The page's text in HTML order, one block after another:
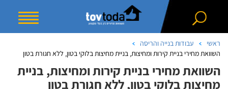
ראשי
עבודות בנייה והריסה
השוואת מחירי בניית קירות ומחיצות, בניית מחיצות בלוקי בטון, ללא חגורת בטון
השוואת מחירי בניית קירות ומחיצות, בניית
מחיצות בלוקי בטון, ללא חגורת בטון